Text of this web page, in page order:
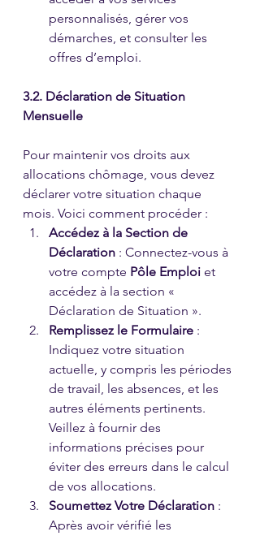
personnalisés, gérer vos
démarches, et consulter les
offres d’emploi.
3.2. Déclaration de Situation
Mensuelle
Pour maintenir vos droits aux
allocations chômage, vous devez
déclarer votre situation chaque
mois. Voici comment procéder :
Accédez à la Section de
Déclaration : Connectez-vous à
votre compte Pôle Emploi et
accédez à la section «
Déclaration de Situation ».
Remplissez le Formulaire :
Indiquez votre situation
actuelle, y compris les périodes
de travail, les absences, et les
autres éléments pertinents.
Veillez à fournir des
informations précises pour
éviter des erreurs dans le calcul
de vos allocations.
Soumettez Votre Déclaration :
Après avoir vérifié les